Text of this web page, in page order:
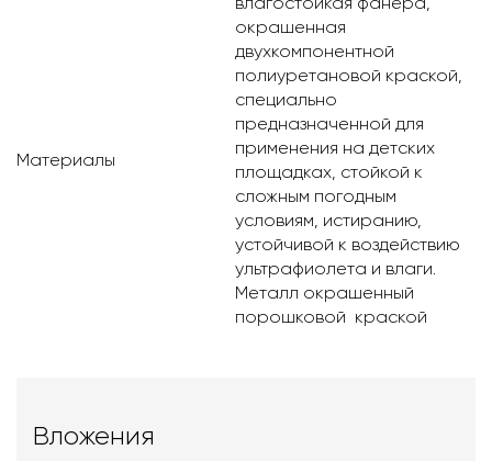
Материалы
окрашенная
двухкомпонентной
полиуретановой краской,
специально
предназначенной для
применения на детских
площадках, стойкой к
сложным погодным
условиям, истиранию,
устойчивой к воздействию
ультрафиолета и влаги.
Металл окрашенный
порошковой краской
Вложения